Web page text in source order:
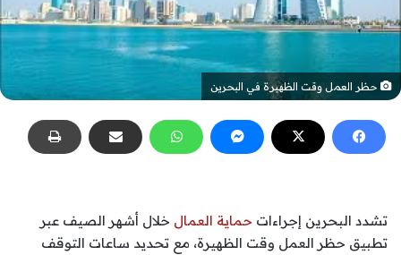
حظر العمل وقت الظهيرة في البحرين
تشدد البحرين إجراءات حماية العمال خلال أشهر الصيف عبر
تطبيق حظر العمل وقت الظهيرة، مع تحديد ساعات التوقف